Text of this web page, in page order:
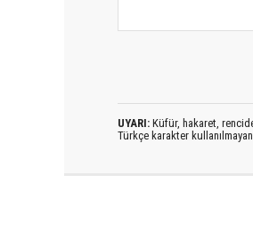
UYARI: Küfür, hakaret,
Türkçe karakter